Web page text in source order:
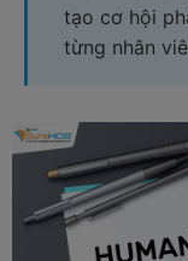
tạo cơ hội
từng nhân